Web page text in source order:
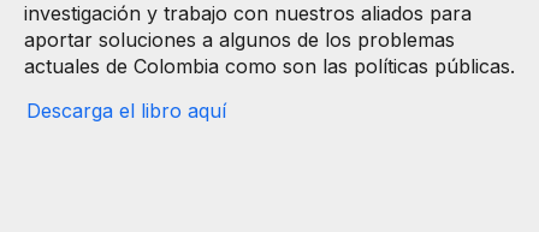
investigación y trabajo con nuestros aliados para
aportar soluciones a algunos de los problemas
actuales de Colombia como son las políticas públicas.
Descarga el libro aquí